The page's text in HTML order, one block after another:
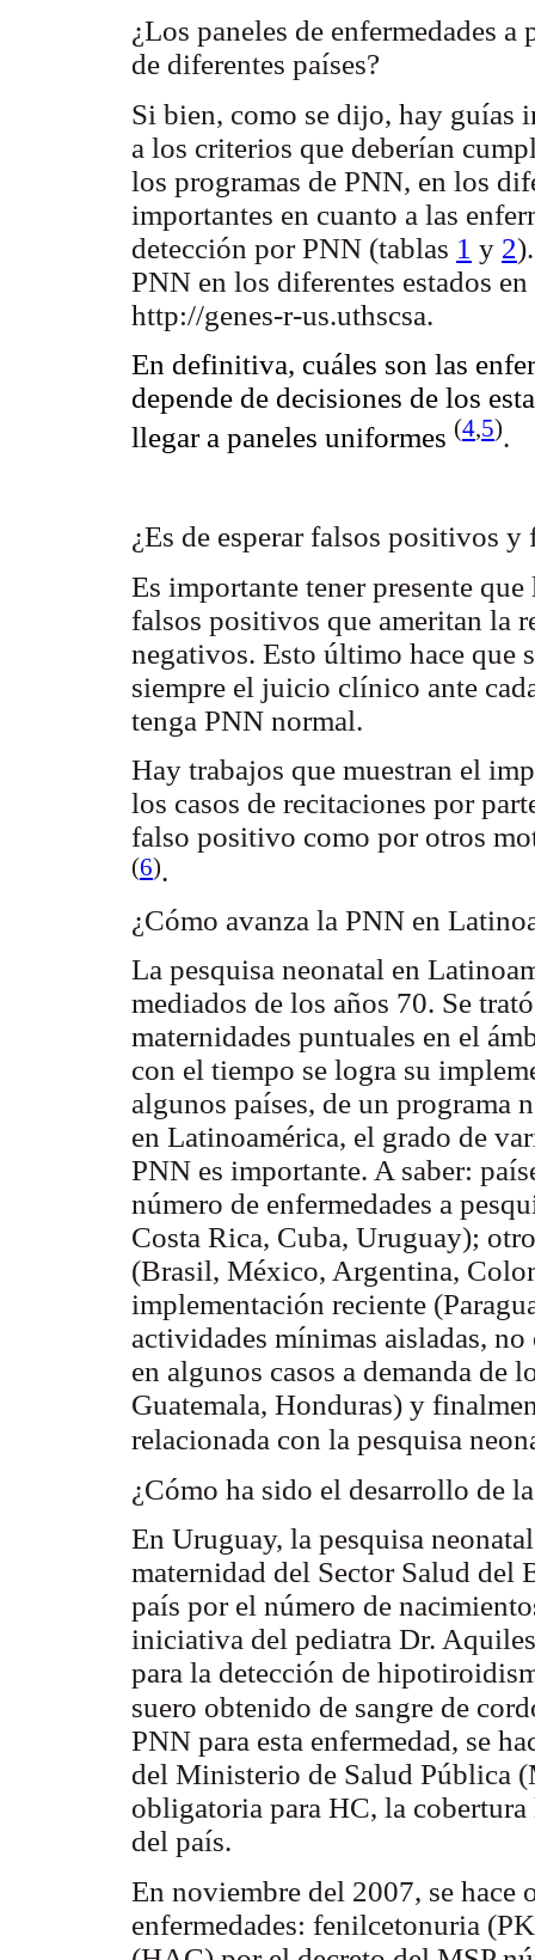
¿Los paneles de enfermedades
de diferentes países?
Si bien, como se dijo, hay guías
a los criterios que deberían
los programas de PNN, en los
importantes en cuanto a las
detección por PNN (tablas 1 y 2
PNN en los diferentes estados
http://genes-r-us.uthscsa.
En definitiva, cuáles son las
depende de decisiones de los
llegar a paneles uniformes (4,5).
¿Es de esperar falsos positivos
Es importante tener presente
falsos positivos que ameritan la
negativos. Esto último hace que
siempre el juicio clínico ante
tenga PNN normal.
Hay trabajos que muestran el
los casos de recitaciones por
falso positivo como por otros
(6).
¿Cómo avanza la PNN en
La pesquisa neonatal en
mediados de los años 70. Se
maternidades puntuales en el
con el tiempo se logra su
algunos países, de un programa
en Latinoamérica, el grado de
PNN es importante. A saber:
número de enfermedades a
Costa Rica, Cuba, Uruguay);
(Brasil, México, Argentina,
implementación reciente
actividades mínimas aisladas,
en algunos casos a demanda de
Guatemala, Honduras) y
relacionada con la pesquisa
¿Cómo ha sido el desarrollo de
En Uruguay, la pesquisa
maternidad del Sector Salud del
país por el número de
iniciativa del pediatra Dr.
para la detección de
suero obtenido de sangre de
PNN para esta enfermedad, se
del Ministerio de Salud Pública
obligatoria para HC, la
del país.
En noviembre del 2007, se hace
enfermedades: fenilcetonuria